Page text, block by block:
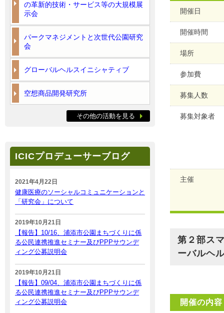
開催日
開催時間
場所
参加費
募集人数
募集対象者
主催
第２部ス
ーバルヘ
開催の内容
の革新的技術・サービス等の大規模展
示会
パークマネジメントと次世代公園研究
会
グローバルヘルスイニシャティブ
空想商品開発研究所
その他の活動を見る
ICICプロデューサーブログ
2021年4月22日
健康医療のソーシャルコミュニケーションと
「研究会」について
2019年10月21日
【報告】10/16、浦添市公園まちづくりに係
る公民連携推進セミナー及びPPPサウンデ
ィング公募説明会
2019年10月21日
【報告】09/04、浦添市公園まちづくりに係
る公民連携推進セミナー及びPPPサウンデ
ィング公募説明会